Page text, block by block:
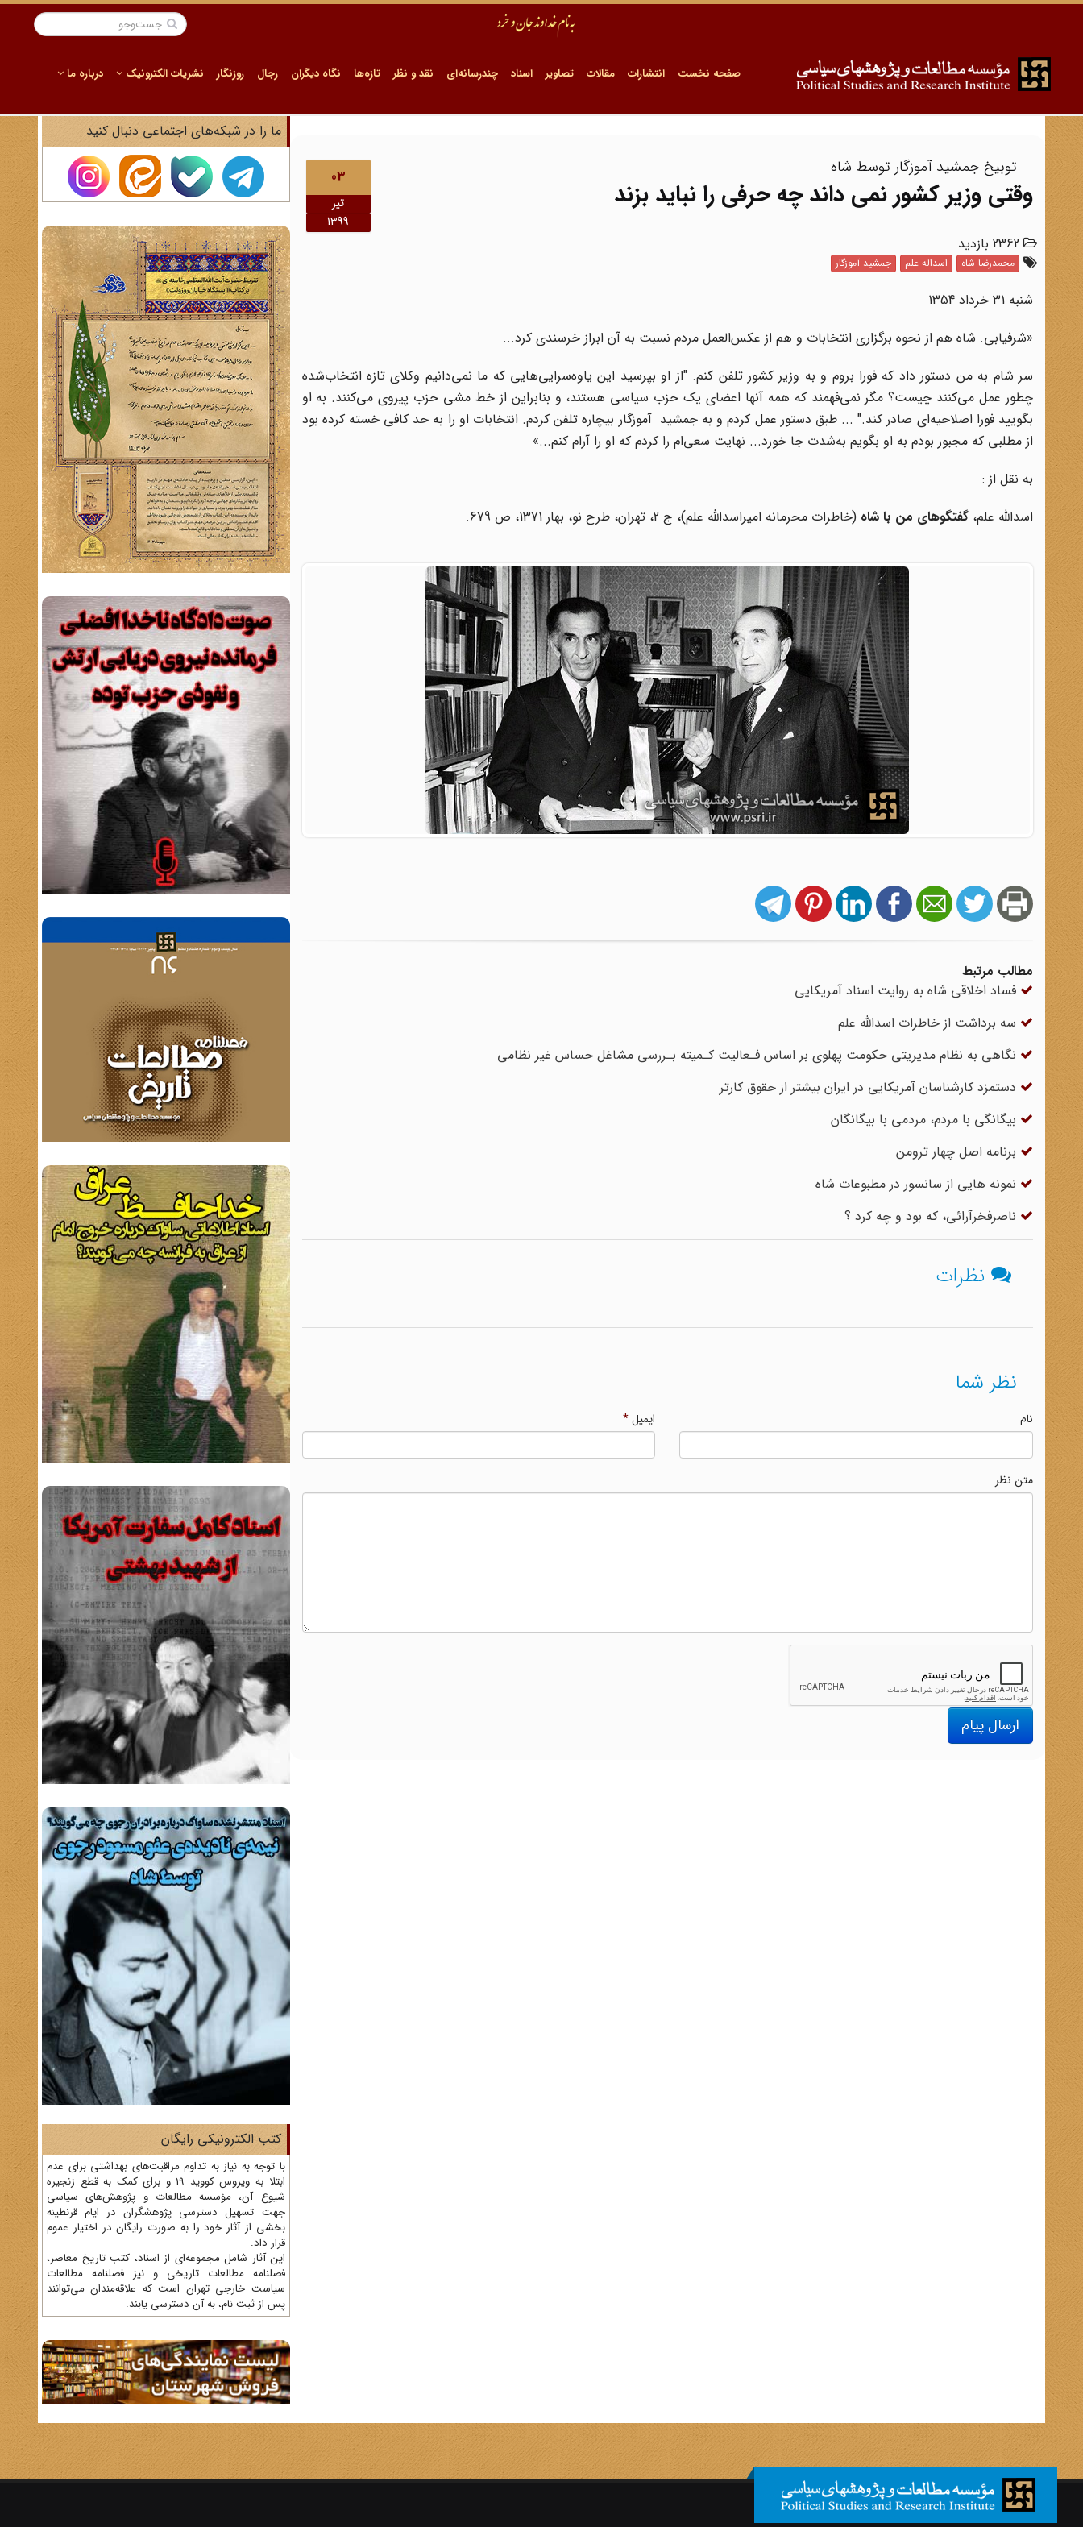
صفحه نخست انتشارات مقالات تصاویر اسناد چندرسانه‌ای نقد و نظر تازه‌ها نگاه دیگران رجال روزنگار نشریات الکترونیک درباره ما
03
تیر
1399
توبیخ جمشید آموزگار توسط شاه
وقتی وزیر کشور نمی داند چه حرفی را نباید بزند
محمدرضا شاه اسداله علم جمشید آموزگار
شنبه 31 خرداد 1354
«شرفیابی. شاه هم از نحوه برگزاری انتخابات و هم از عکس‌العمل مردم نسبت به آن ابراز خرسندی کرد...
سر شام به من دستور داد که فورا بروم و به وزیر کشور تلفن کنم. "از او بپرسید این یاوه‌سرایی‌هایی که ما نمی‌دانیم وکلای تازه انتخاب‌شده
چطور عمل می‌کنند چیست؟ مگر نمی‌فهمند که همه آنها اعضای یک حزب سیاسی هستند، و بنابراین از خط مشی حزب پیروی می‌کنند. به او
بگویید فورا اصلاحیه‌ای صادر کند." ... طبق دستور عمل کردم و به جمشید آموزگار بیچاره تلفن کردم. انتخابات او را به حد کافی خسته کرده بود
از مطلبی که مجبور بودم به او بگویم به‌شدت جا خورد... نهایت سعی‌ام را کردم که او را آرام کنم...»
به نقل از :
اسدالله علم، گفتگوهای من با شاه (خاطرات محرمانه امیراسدالله علم)، ج 2، تهران، طرح نو،‌ بهار 1371، ص 679.
مطالب مرتبط
فساد اخلاقی شاه به روایت اسناد آمریکایی
سه برداشت از خاطرات اسدالله علم
نگاهی به نظام مدیریتی حکومت پهلوی بر اساس فـعالیت‌ کـمیته‌ بـررسی‌ مشاغل حساس غیر نظامی
دستمزد کارشناسان آمریکایی در ایران بیشتر از حقوق کارتر
بیگانگی با مردم، مردمی با بیگانگان
برنامه اصل چهار ترومن
نمونه هایی از سانسور در مطبوعات شاه
ناصرفخرآرائی، که بود و چه کرد ؟
نظرات
نظر شما
نام ایمیل*
متن نظر
ارسال پیام
ما را در شبکه‌های اجتماعی دنبال کنید
کتب الکترونیکی رایگان
با توجه به نیاز به تداوم مراقبت‌های بهداشتی برای عدم
ابتلا به ویروس کووید 19 و برای کمک به قطع زنجیره
شیوع آن، مؤسسه مطالعات و پژوهش‌های سیاسی
جهت تسهیل دسترسی پژوهشگران در ایام قرنطینه
بخشی از آثار خود را به صورت رایگان در اختیار عموم
قرار داد.
این آثار شامل مجموعه‌ای از اسناد، کتب تاریخ معاصر،
فصلنامه‌ مطالعات تاریخی و نیز فصلنامه مطالعات
سیاست خارجی تهران است که علاقه‌مندان می‌توانند
پس از ثبت نام، به آن دسترسی یابند.